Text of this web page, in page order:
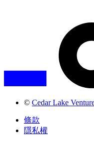
© Cedar Lake
條款
隱私權